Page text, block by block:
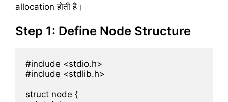
allocation होती है।
Step 1: Define Node Structure
#include <stdio.h>
#include <stdlib.h>
struct node {